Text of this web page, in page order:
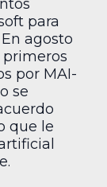
para
agosto
primeros
por MAI-
se
que le